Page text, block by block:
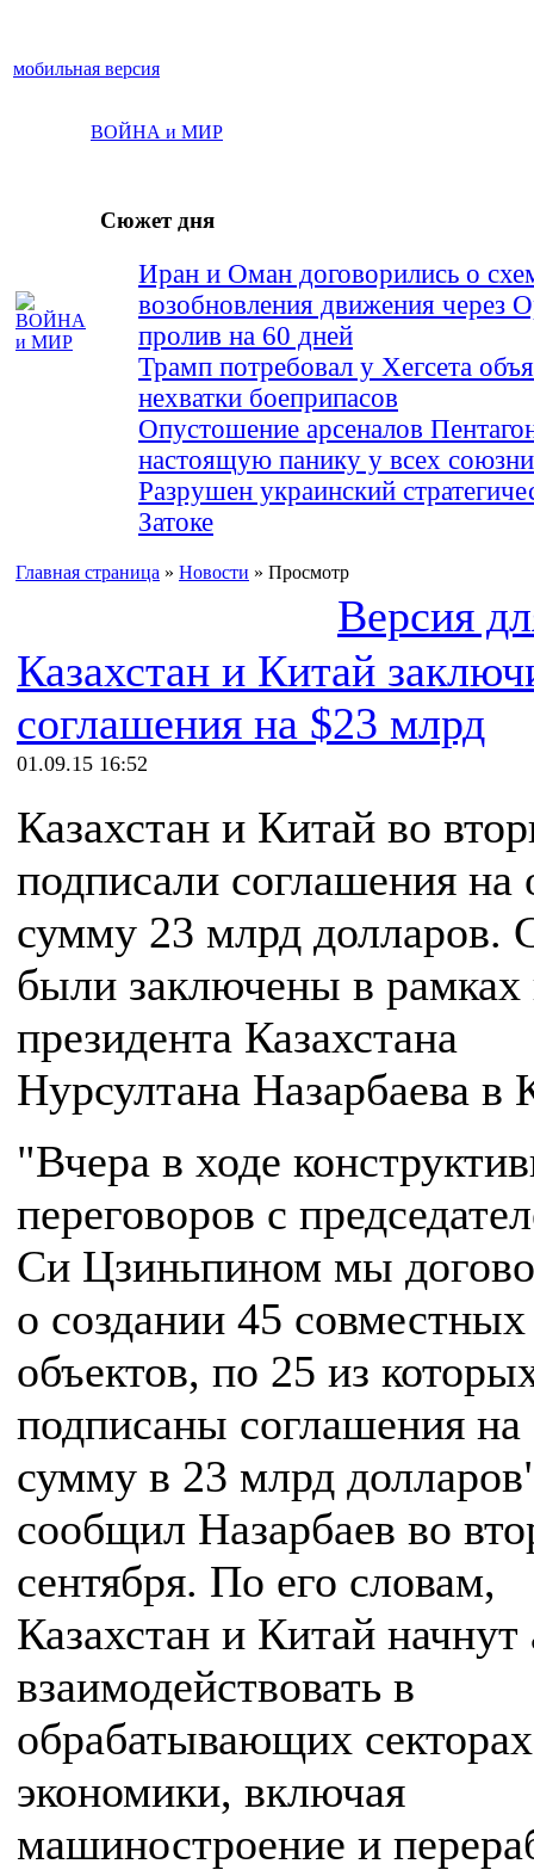
мобильная версия
ВОЙНА и МИР
Сюжет дня
Иран и Оман договорились о
возобновления движения через
пролив на 60 дней
Трамп потребовал у Хегсета
нехватки боеприпасов
Опустошение арсеналов
настоящую панику у всех
Разрушен украинский
Затоке
Главная страница » Новости » Просмотр
Версия
Казахстан и Китай
соглашения на $23 млрд
01.09.15 16:52
Казахстан и Китай во
подписали соглашения
сумму 23 млрд долларов.
были заключены в рамках
президента Казахстана
Нурсултана Назарбаева в
"Вчера в ходе
переговоров с
Си Цзиньпином мы
о создании 45 совместных
объектов, по 25 из
подписаны соглашения
сумму в 23 млрд
сообщил Назарбаев во
сентября. По его словам,
Казахстан и Китай начнут
взаимодействовать в
обрабатывающих секторах
экономики, включая
машиностроение и